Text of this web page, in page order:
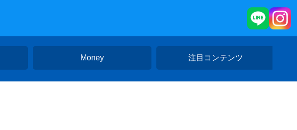
Money 注目コンテンツ